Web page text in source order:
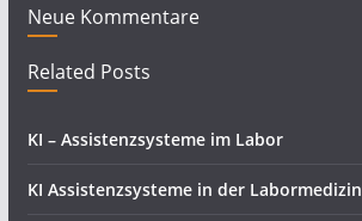
Neue Kommentare
Related Posts
KI – Assistenzsysteme im Labor
KI Assistenzsysteme in der Labormedizin